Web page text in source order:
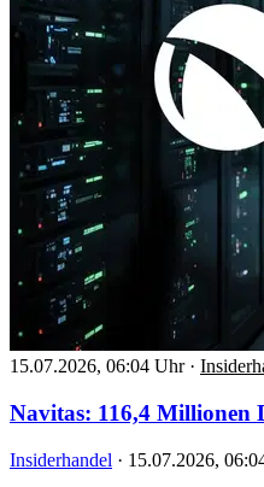
15.07.2026, 06:04 Uhr ·
Navitas: 116,4 Millionen
Insiderhandel · 15.07.2026,